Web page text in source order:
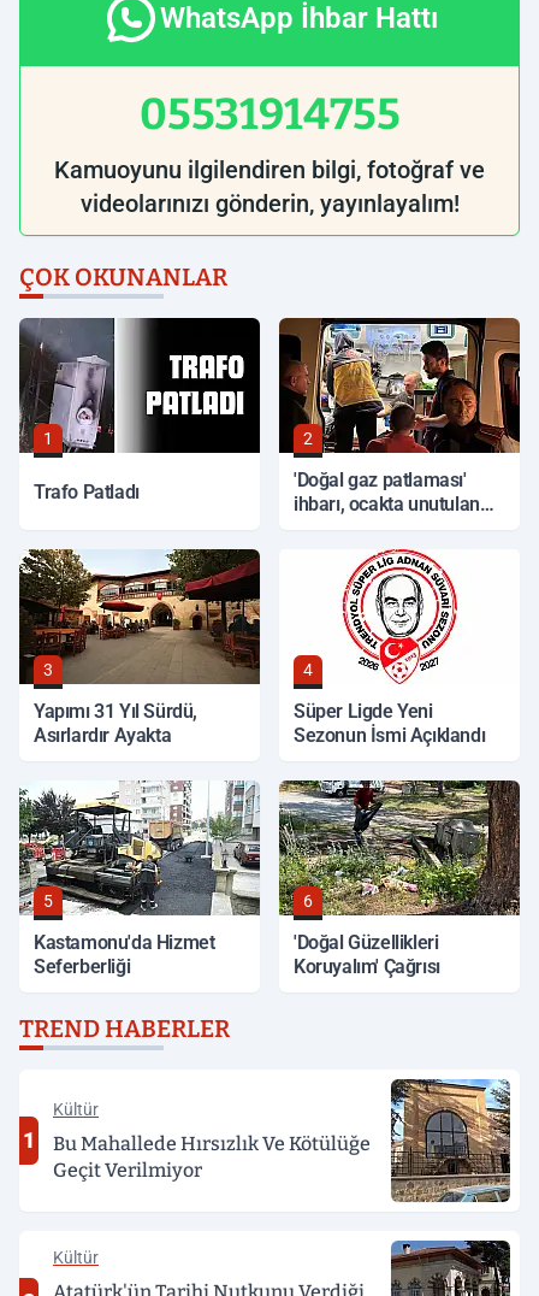
WhatsApp İhbar Hattı
05531914755
Kamuoyunu ilgilendiren bilgi, fotoğraf ve
videolarınızı gönderin, yayınlayalım!
ÇOK OKUNANLAR
1
Trafo Patladı
2
'Doğal gaz patlaması'
ihbarı, ocakta unutulan
3
Yapımı 31 Yıl Sürdü,
Asırlardır Ayakta
4
Süper Ligde Yeni
Sezonun İsmi Açıklandı
5
Kastamonu'da Hizmet
Seferberliği
6
'Doğal Güzellikleri
Koruyalım' Çağrısı
TREND HABERLER
1
Kültür
Bu Mahallede Hırsızlık Ve Kötülüğe
Geçit Verilmiyor
Kültür